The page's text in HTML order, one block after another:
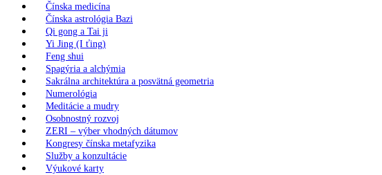
Čínska medicína
Čínska astrológia Bazi
Qi gong a Tai ji
Yi Jing (I ťing)
Feng shui
Spagýria a alchýmia
Sakrálna architektúra a posvätná geometria
Numerológia
Meditácie a mudry
Osobnostný rozvoj
ZERI – výber vhodných dátumov
Kongresy čínska metafyzika
Služby a konzultácie
Výukové karty